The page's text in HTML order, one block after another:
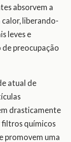
absorvem a
liberando-
leves e
preocupação
atual de
drasticamente
filtros químicos
promovem uma